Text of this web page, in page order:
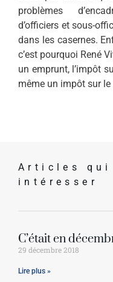
problèmes
d’officiers et sous-
dans les casernes.
c’est pourquoi René
un emprunt, l’impôt
même un impôt sur
Articles qui
intéresser
C’était en
29 décembre 2018
Lire plus »